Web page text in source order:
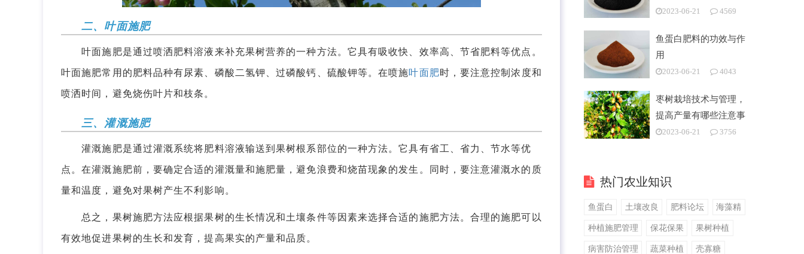
二、叶面施肥
叶面施肥是通过喷洒肥料溶液来补充果树营养的一种方法。它具有吸收快、效率高、节省肥料等优点。
叶面施肥常用的肥料品种有尿素、磷酸二氢钾、过磷酸钙、硫酸钾等。在喷施叶面肥时，要注意控制浓度和
喷洒时间，避免烧伤叶片和枝条。
三、灌溉施肥
灌溉施肥是通过灌溉系统将肥料溶液输送到果树根系部位的一种方法。它具有省工、省力、节水等优
点。在灌溉施肥前，要确定合适的灌溉量和施肥量，避免浪费和烧苗现象的发生。同时，要注意灌溉水的质
量和温度，避免对果树产生不利影响。
总之，果树施肥方法应根据果树的生长情况和土壤条件等因素来选择合适的施肥方法。合理的施肥可以
有效地促进果树的生长和发育，提高果实的产量和品质。
2023-06-21 4569
鱼蛋白肥料的功效与作
用
2023-06-21 4043
枣树栽培技术与管理，
提高产量有哪些注意事
项2023-06-21 3756
热门农业知识
鱼蛋白 土壤改良 肥料论坛 海藻精
种植施肥管理 保花保果 果树种植
病害防治管理 蔬菜种植 壳寡糖